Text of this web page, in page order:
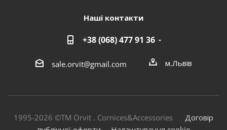
Наші контакти
+38 (068) 477 91 36
sale.orvit@gmail.com м.Львів
1995-2026 ©TM Orvit . Cornices&Accessories Договір